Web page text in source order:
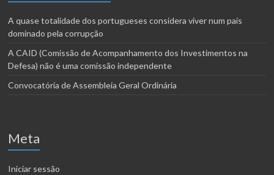
A quase totalidade dos portugueses considera viver num país
dominado pela corrupção
A CAID (Comissão de Acompanhamento dos Investimentos na
Defesa) não é uma comissão independente
Convocatória de Assembleia Geral Ordinária
Meta
Iniciar sessão